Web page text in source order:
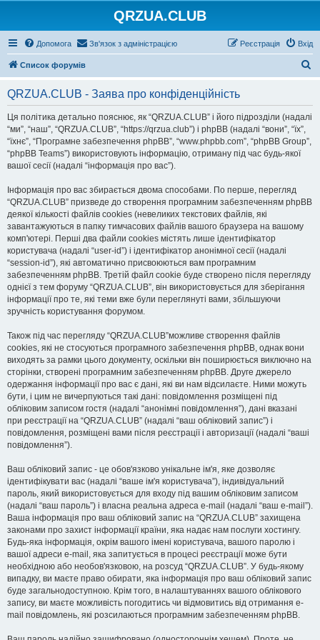
QRZUA.CLUB
Допомога Зв'язок з адміністрацією Вхід
Реєстрація
Список форумів
QRZUA.CLUB - Заява про конфіденційність
Ця політика детально пояснює, як “QRZUA.CLUB” і його підрозділи (надалі
“ми”, “наш”, “QRZUA.CLUB”, “https://qrzua.club”) і phpBB (надалі “вони”, “їх”,
“їхнє”, “Програмне забезпечення phpBB”, “www.phpbb.com”, “phpBB Group”,
“phpBB Teams”) використовують інформацію, отриману під час будь-якої
вашої сесії (надалі “інформація про вас”).
Інформація про вас збирається двома способами. По перше, перегляд
“QRZUA.CLUB” призведе до створення програмним забезпеченням phpBB
деякої кількості файлів cookies (невеликих текстових файлів, які
завантажуються в папку тимчасових файлів вашого браузера на вашому
комп'ютері. Перші два файли cookies містять лише ідентифікатор
користувача (надалі “user-id”) і ідентифікатор анонімної сесії (надалі
“session-id”), які автоматично присвоюються вам програмним
забезпеченням phpBB. Третій файл cookie буде створено після перегляду
однієї з тем форуму “QRZUA.CLUB”, він використовується для зберігання
інформації про те, які теми вже були переглянуті вами, збільшуючи
зручність користування форумом.
Також під час перегляду “QRZUA.CLUB”можливе створення файлів
cookies, які не стосуються програмного забезпечення phpBB, однак вони
виходять за рамки цього документу, оскільки він поширюється виключно на
сторінки, створені програмним забезпеченням phpBB. Друге джерело
одержання інформації про вас є дані, які ви нам відсилаєте. Ними можуть
бути, і цим не вичерпуються такі дані: повідомлення розміщені під
обліковим записом гостя (надалі “анонімні повідомлення”), дані вказані
при реєстрації на “QRZUA.CLUB” (надалі “ваш обліковий запис”) і
повідомлення, розміщені вами після реєстрації і авторизації (надалі “ваші
повідомлення”).
Ваш обліковий запис - це обов'язково унікальне ім'я, яке дозволяє
ідентифікувати вас (надалі “ваше ім'я користувача”), індивідуальний
пароль, який використовується для входу під вашим обліковим записом
(надалі “ваш пароль”) і власна реальна адреса e-mail (надалі “ваш e-mail”).
Ваша інформація про ваш обліковий запис на “QRZUA.CLUB” захищена
законами про захист інформації країни, яка надає нам послуги хостингу.
Будь-яка інформація, окрім вашого імені користувача, вашого паролю і
вашої адреси e-mail, яка запитується в процесі реєстрації може бути
необхідною або необов'язковою, на розсуд “QRZUA.CLUB”. У будь-якому
випадку, ви маєте право обирати, яка інформація про ваш обліковий запис
буде загальнодоступною. Крім того, в налаштуваннях вашого облікового
запису, ви маєте можливість погодитись чи відмовитись від отримання e-
mail повідомлень, які розсилаються програмним забезпеченням phpBB.